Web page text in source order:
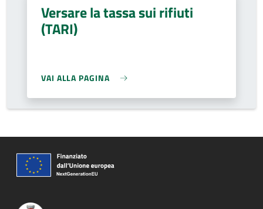
Versare la tassa sui rifiuti
(TARI)
VAI ALLA PAGINA